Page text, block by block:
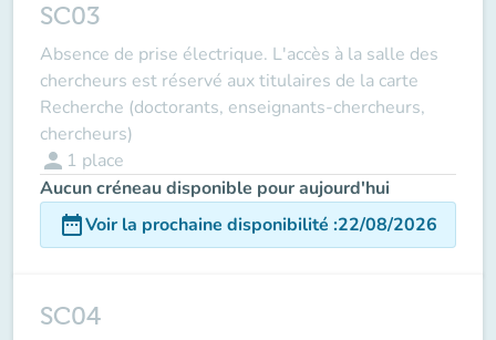
SC03
Absence de prise électrique. L'accès à la salle des
chercheurs est réservé aux titulaires de la carte
Recherche (doctorants, enseignants-chercheurs,
chercheurs)
person 1 place
Aucun créneau disponible pour aujourd'hui
date_rangeVoir la prochaine disponibilité :22/08/2026
SC04